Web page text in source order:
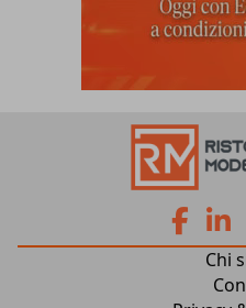
fa
fa-
Chi